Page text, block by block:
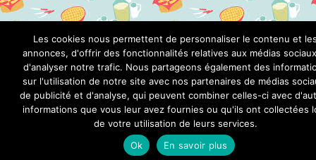
Les cookies nous permettent de personnaliser le contenu et
annonces, d'offrir des fonctionnalités relatives aux médias
d'analyser notre trafic. Nous partageons également des
sur l'utilisation de notre site avec nos partenaires de médias
de publicité et d'analyse, qui peuvent combiner celles-ci avec
informations que vous leur avez fournies ou qu'ils ont collectées
de votre utilisation de leurs services.
Ok
En savoir plus